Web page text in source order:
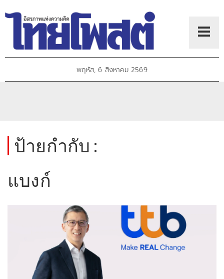
พฤหัส, 6 สิงหาคม 2569
ป้ายกำกับ :
แบงก์